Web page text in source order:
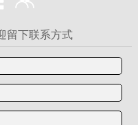
留下联系方式